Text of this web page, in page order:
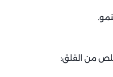
من القلق: